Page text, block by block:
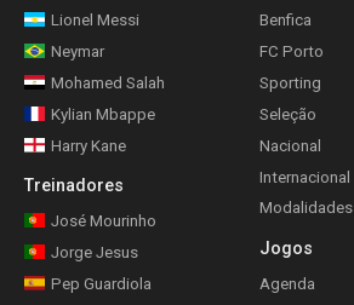
Lionel Messi
Neymar
Mohamed Salah
Kylian Mbappe
Harry Kane
Treinadores
José Mourinho
Jorge Jesus
Pep Guardiola
Benfica
FC Porto
Sporting
Seleção
Nacional
Internacional
Modalidades
Jogos
Agenda